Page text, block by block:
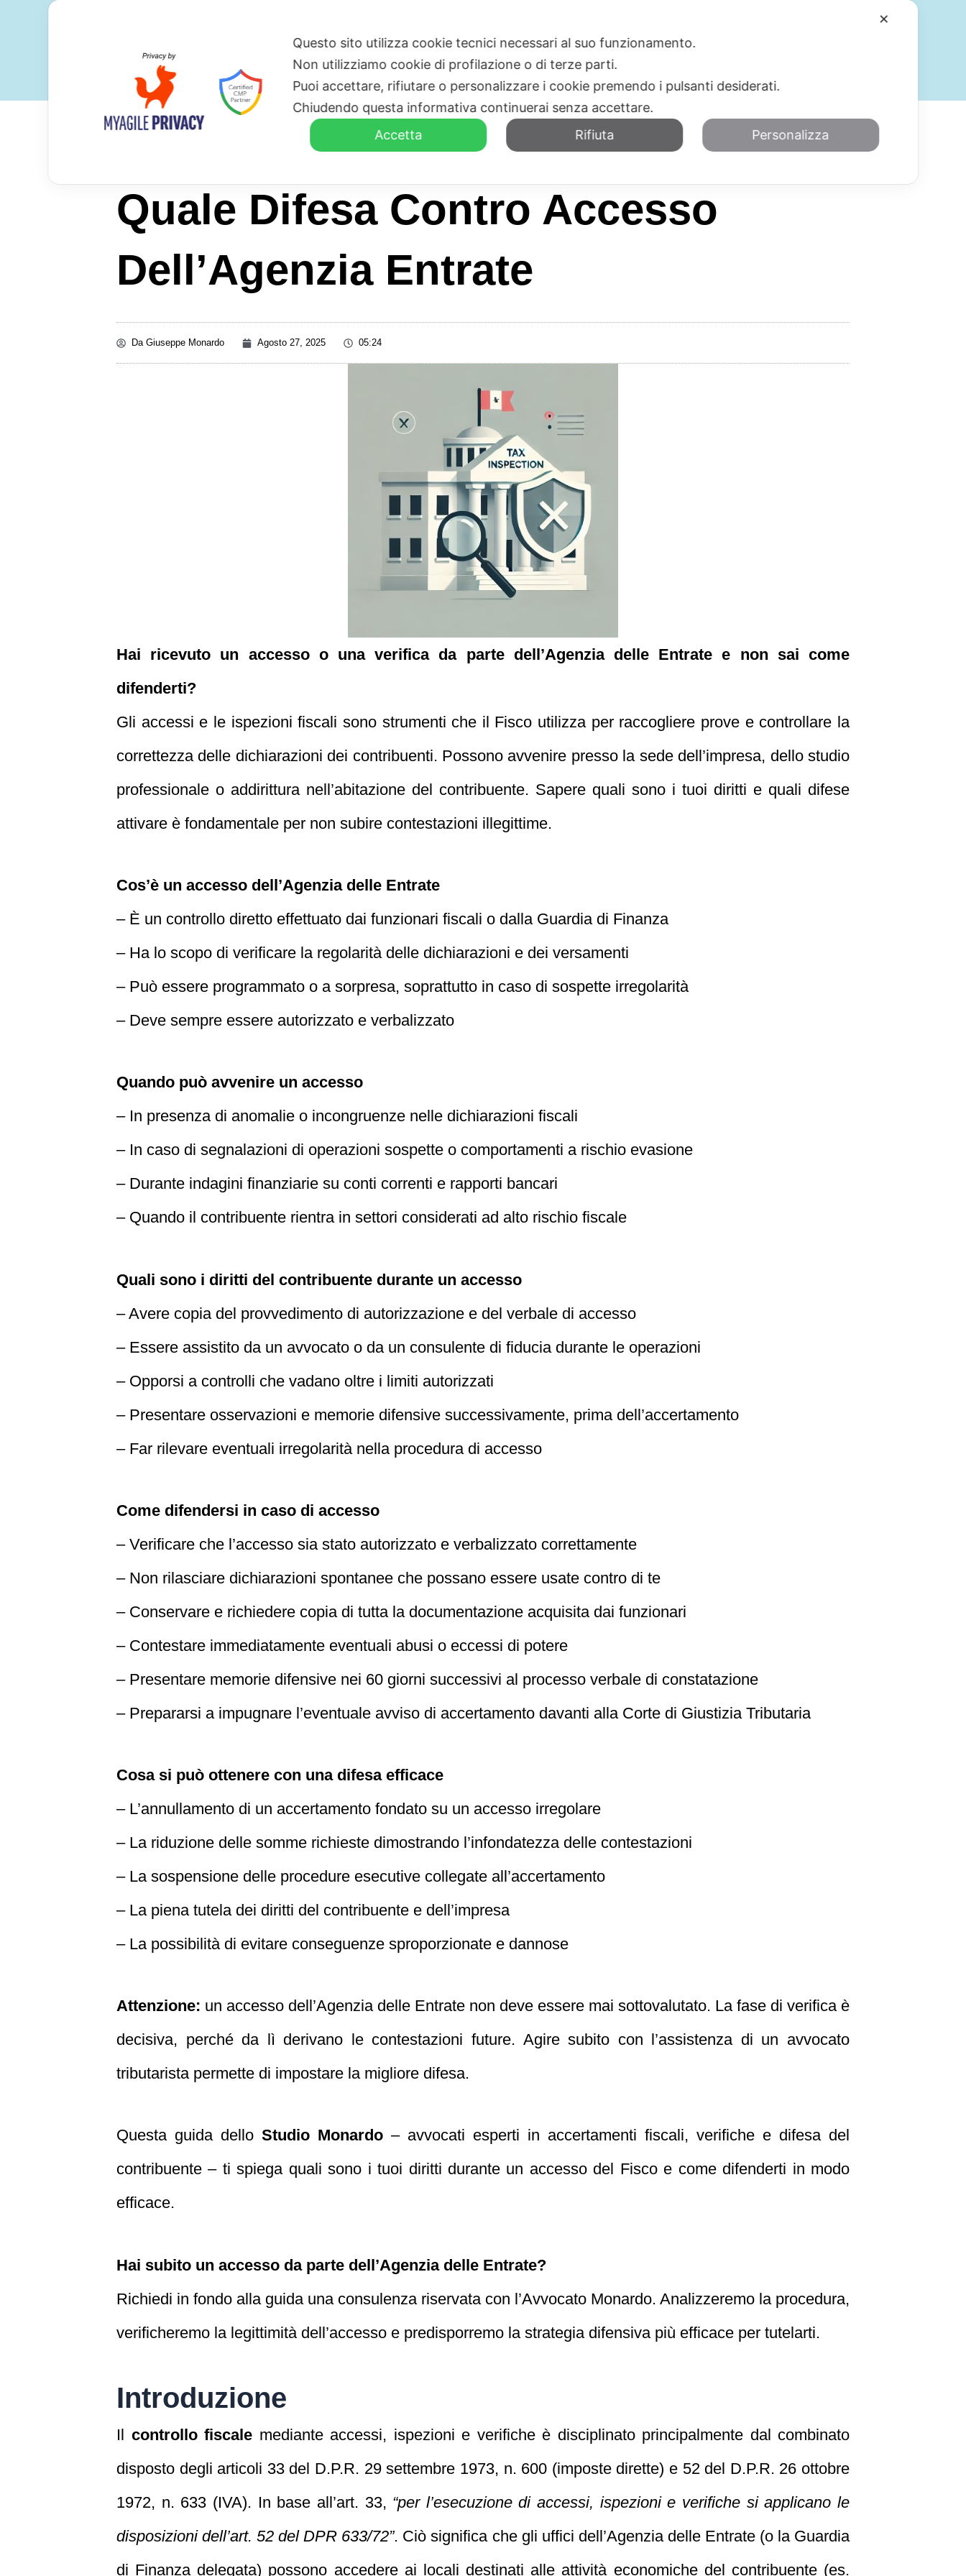
HOME CHI SIAMO SERVIZI
Quale Difesa Contro Accesso
Dell’Agenzia Entrate
DaGiuseppe Monardo Agosto 27, 2025 05:24
Hai ricevuto un accesso o una verifica da parte dell’Agenzia delle Entrate e non sai come
difenderti?
Gli accessi e le ispezioni fiscali sono strumenti che il Fisco utilizza per raccogliere prove e controllare la
correttezza delle dichiarazioni dei contribuenti. Possono avvenire presso la sede dell’impresa, dello studio
professionale o addirittura nell’abitazione del contribuente. Sapere quali sono i tuoi diritti e quali difese
attivare è fondamentale per non subire contestazioni illegittime.
Cos’è un accesso dell’Agenzia delle Entrate
– È un controllo diretto effettuato dai funzionari fiscali o dalla Guardia di Finanza
– Ha lo scopo di verificare la regolarità delle dichiarazioni e dei versamenti
– Può essere programmato o a sorpresa, soprattutto in caso di sospette irregolarità
– Deve sempre essere autorizzato e verbalizzato
Quando può avvenire un accesso
– In presenza di anomalie o incongruenze nelle dichiarazioni fiscali
– In caso di segnalazioni di operazioni sospette o comportamenti a rischio evasione
– Durante indagini finanziarie su conti correnti e rapporti bancari
– Quando il contribuente rientra in settori considerati ad alto rischio fiscale
Quali sono i diritti del contribuente durante un accesso
– Avere copia del provvedimento di autorizzazione e del verbale di accesso
– Essere assistito da un avvocato o da un consulente di fiducia durante le operazioni
– Opporsi a controlli che vadano oltre i limiti autorizzati
– Presentare osservazioni e memorie difensive successivamente, prima dell’accertamento
– Far rilevare eventuali irregolarità nella procedura di accesso
Come difendersi in caso di accesso
– Verificare che l’accesso sia stato autorizzato e verbalizzato correttamente
– Non rilasciare dichiarazioni spontanee che possano essere usate contro di te
– Conservare e richiedere copia di tutta la documentazione acquisita dai funzionari
– Contestare immediatamente eventuali abusi o eccessi di potere
– Presentare memorie difensive nei 60 giorni successivi al processo verbale di constatazione
– Prepararsi a impugnare l’eventuale avviso di accertamento davanti alla Corte di Giustizia Tributaria
Cosa si può ottenere con una difesa efficace
– L’annullamento di un accertamento fondato su un accesso irregolare
– La riduzione delle somme richieste dimostrando l’infondatezza delle contestazioni
– La sospensione delle procedure esecutive collegate all’accertamento
– La piena tutela dei diritti del contribuente e dell’impresa
– La possibilità di evitare conseguenze sproporzionate e dannose
Attenzione: un accesso dell’Agenzia delle Entrate non deve essere mai sottovalutato. La fase di verifica è
decisiva, perché da lì derivano le contestazioni future. Agire subito con l’assistenza di un avvocato
tributarista permette di impostare la migliore difesa.
Questa guida dello Studio Monardo – avvocati esperti in accertamenti fiscali, verifiche e difesa del
contribuente – ti spiega quali sono i tuoi diritti durante un accesso del Fisco e come difenderti in modo
efficace.
Hai subito un accesso da parte dell’Agenzia delle Entrate?
Richiedi in fondo alla guida una consulenza riservata con l’Avvocato Monardo. Analizzeremo la procedura,
verificheremo la legittimità dell’accesso e predisporremo la strategia difensiva più efficace per tutelarti.
Introduzione
Il controllo fiscale mediante accessi, ispezioni e verifiche è disciplinato principalmente dal combinato
disposto degli articoli 33 del D.P.R. 29 settembre 1973, n. 600 (imposte dirette) e 52 del D.P.R. 26 ottobre
1972, n. 633 (IVA). In base all’art. 33, “per l’esecuzione di accessi, ispezioni e verifiche si applicano le
disposizioni dell’art. 52 del DPR 633/72”. Ciò significa che gli uffici dell’Agenzia delle Entrate (o la Guardia
di Finanza delegata) possono accedere ai locali destinati alle attività economiche del contribuente (es.
✕
Questo sito utilizza cookie tecnici necessari al suo funzionamento.
Non utilizziamo cookie di profilazione o di terze parti.
Puoi accettare, rifiutare o personalizzare i cookie premendo i pulsanti desiderati.
Chiudendo questa informativa continuerai senza accettare.
Accetta
Rifiuta Personalizza